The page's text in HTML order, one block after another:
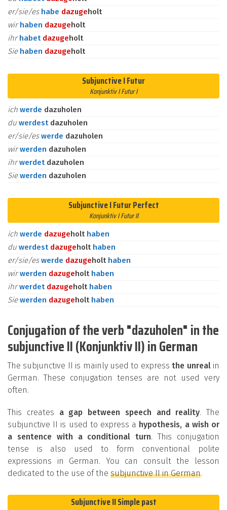
er/sie/es habe dazugeholt
wirhaben dazugeholt
ihrhabet dazugeholt
Sie haben dazugeholt
Subjunctive I Futur
Konjunktiv I Futur I
ich werde dazuholen
du werdest dazuholen
er/sie/eswerde dazuholen
wirwerden dazuholen
ihrwerdet dazuholen
Siewerden dazuholen
Subjunctive I Futur Perfect
Konjunktiv I Futur II
ich werde dazugeholt haben
du werdest dazugeholt haben
er/sie/eswerde dazugeholt haben
wirwerden dazugeholt haben
ihrwerdet dazugeholt haben
Siewerden dazugeholt haben
Conjugation of the verb "dazuholen" in the
subjunctive II (Konjunktiv II) in German
The subjunctive II is mainly used to expressthe unrealin
German. These conjugation tenses are not used very
often.
This creates a gap between speech and reality. The
subjunctive II is used to express a hypothesis, a wish or
a sentence with a conditional turn. This conjugation
tense is also used to form conventional polite
expressions in German. You can consult the lesson
dedicated to the use of the subjunctive II in German.
Subjunctive II Simple past